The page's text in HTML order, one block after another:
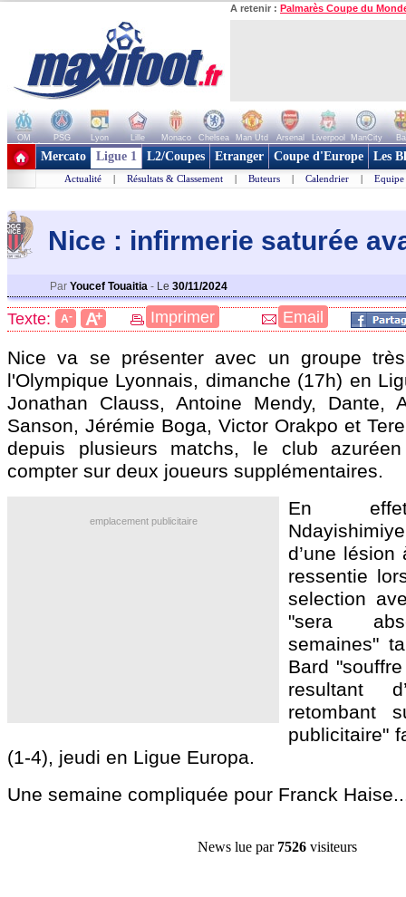
A retenir : Palmarès Coupe du
OM PSG Lyon Lille Monaco Chelsea Man Utd Arsenal Liverpool ManCity
+ de clubs
Mercato Ligue 1 L2/Coupes Etranger Coupe d'Europe Les
Actualité | Résultats & Classement | Buteurs | Calendrier | Equipe
Nice : infirmerie saturée
Par Youcef Touaitia - Le 30/11/2024
Texte: A- A+ Imprimer Email
Nice va se présenter avec un groupe
l'Olympique Lyonnais, dimanche (17h) en
Jonathan Clauss, Antoine Mendy, Dante,
Sanson, Jérémie Boga, Victor Orakpo et
depuis plusieurs matchs, le club
compter sur deux joueurs supplémentaires.
emplacement publicitaire
En
d’une lésion
ressentie
selection
"sera
semaines"
Bard
resultant
retombant
publicitaire"
(1-4), jeudi en Ligue Europa.
Une semaine compliquée pour Franck
News lue par 7526 visiteurs